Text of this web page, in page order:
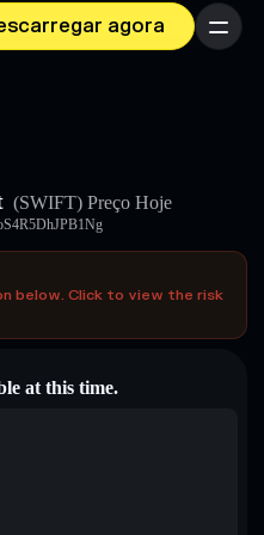
agora Menu
(SWIFT) Preço Hoje
below. Click to view the risk
at this time.